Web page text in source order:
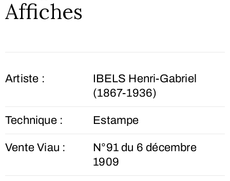
Affiches
Artiste :
IBELS Henri-Gabriel
(1867-1936)
Technique : Estampe
Vente Viau :
N°91 du 6 décembre
1909